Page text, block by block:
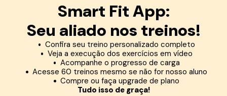
Smart Fit App:
Seu aliado nos treinos!
Confira seu treino personalizado completo
Veja a execução dos exercícios em vídeo
Acompanhe o progresso de carga
Acesse 60 treinos mesmo se não for nosso aluno
Compre ou faça upgrade de plano
Tudo isso de graça!